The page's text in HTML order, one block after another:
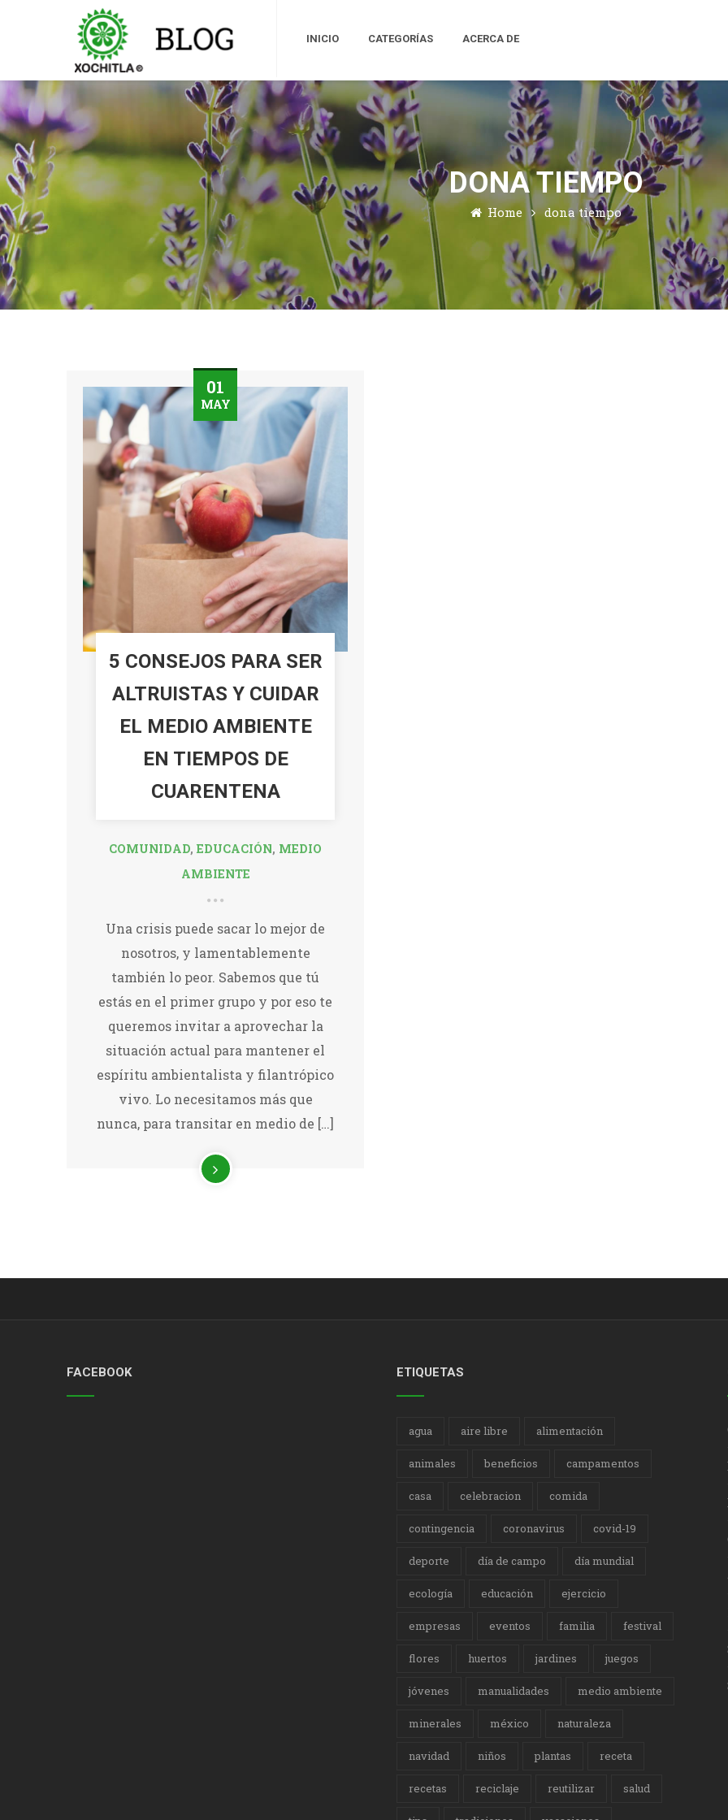
INICIO CATEGORÍAS ACERCA DE
DONA TIEMPO
Home dona tiempo
01
MAY
5 CONSEJOS PARA SER
ALTRUISTAS Y CUIDAR
EL MEDIO AMBIENTE
EN TIEMPOS DE
CUARENTENA
COMUNIDAD, EDUCACIÓN, MEDIO
AMBIENTE
Una crisis puede sacar lo mejor de
nosotros, y lamentablemente
también lo peor. Sabemos que tú
estás en el primer grupo y por eso te
queremos invitar a aprovechar la
situación actual para mantener el
espíritu ambientalista y filantrópico
vivo. Lo necesitamos más que
nunca, para transitar en medio de […]
FACEBOOK ETIQUETAS
agua aire libre alimentación
animales beneficios campamentos
casa celebracion comida
contingencia coronavirus covid-19
deporte día de campo día mundial
ecología educación ejercicio
empresas eventos familia festival
flores huertos jardines juegos
jóvenes manualidades medio ambiente
minerales méxico naturaleza
navidad niños plantas receta
recetas reciclaje reutilizar salud